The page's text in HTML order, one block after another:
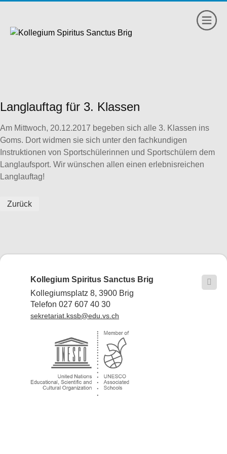
Langlauftag für 3. Klassen
Am Mittwoch, 20.12.2017 begeben sich alle 3. Klassen ins
Goms. Dort widmen sie sich unter den fachkundigen
Instruktionen von Sportschülerinnen und Sportschülern dem
Langlaufsport. Wir wünschen allen einen erlebnisreichen
Langlauftag!
Zurück
Kollegium Spiritus Sanctus Brig
Kollegiumsplatz 8, 3900 Brig
Telefon 027 607 40 30
sekretariat.kssb@edu.vs.ch
